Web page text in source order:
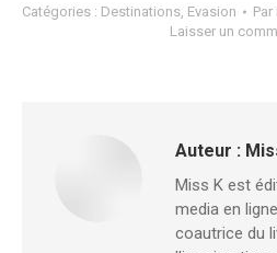
Catégories : Destinations, Evasion Par
Laisser un
Auteur :
Miss K est
media en
coautrice du